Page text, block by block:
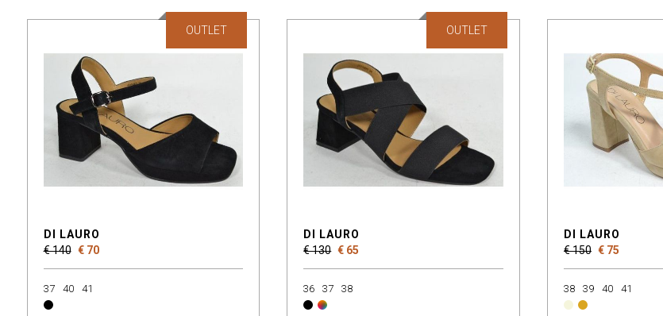
DI LAURO
€ 140 € 70
OUTLET
37 40 41
DI LAURO
€ 130 € 65
OUTLET
36 37 38
DI LAURO
€ 150 € 75
38 39 40 41